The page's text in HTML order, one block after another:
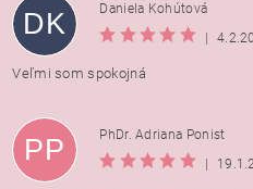
DK
Daniela Kohútová
|
Veľmi som spokojná
PP
PhDr. Adriana Ponist
|